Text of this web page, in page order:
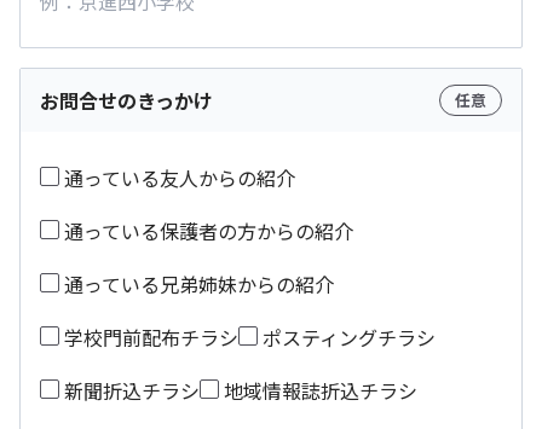
お問合せのきっかけ 任意
通っている友人からの紹介
通っている保護者の方からの紹介
通っている兄弟姉妹からの紹介
学校門前配布チラシ
ポスティングチラシ
新聞折込チラシ
地域情報誌折込チラシ